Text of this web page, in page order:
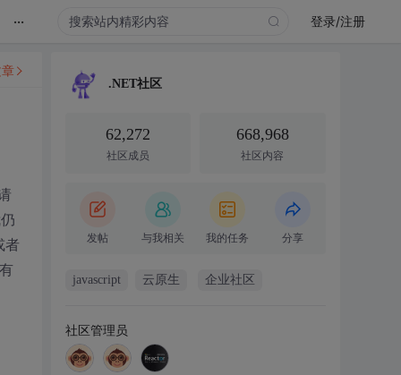
... 登录/注册
者
.NET社区
62,272
社区成员
668,968
社区内容
发帖 与我相关 我的任务 分享
javascript 云原生 企业社区
社区管理员